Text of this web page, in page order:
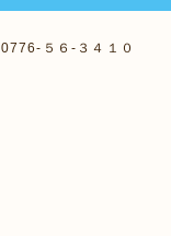
0776-５６-３４１０